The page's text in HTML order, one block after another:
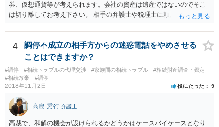
券、仮想通貨等が考えられます。会社の資産は遺産ではないのでそこ
は切り離してお考え下さい。 相手の弁護士や税理士に頼んでも守秘義
意に開示を求め、応じなければ「調査嘱託」という手続きを使って銀
行等に照会をかけることになるでしょう。 不動産は、相続登記が済ん
でいなければ市役所ないし区役所に、お子様と義父様のつながりがわ
かる戸籍一式を揃えてもちこみ、「名寄せ」という手続きをすると、
分かると思います。遺産分割協議書の偽造等により既に相続登記され
てしまっている場合は、住所などに当たりをつけて登記名義を調べて
すが、現代では、各々が自由に価格設定をしていますので、特に相場
はお示しできません。ただし、かつて日本弁護士連合会が設けていた
報酬基準を踏まえて価格設定している弁護士は一定数いると思います
4
調停不成立の相手方からの迷惑電話をやめさせる
ことはできますか？
#調停 #相続トラブルの代理交渉 #家族間の相続トラブル
#相続財産調査・鑑定
#相続放棄
#調停
2018年11月2日 役にたった 9
高島 秀行 弁護士
高裁で、和解の機会が設けられるかどうかはケースバイケースとなり